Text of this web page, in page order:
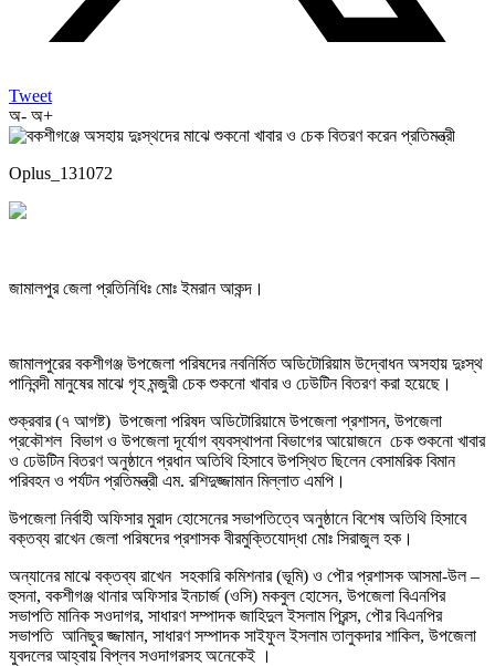
Tweet
অ- অ+
Oplus_131072
জামালপুর জেলা প্রতিনিধিঃ মোঃ ইমরান আকন্দ।
জামালপুরের বকশীগঞ্জ উপজেলা পরিষদের নবনির্মিত অডিটোরিয়াম উদ্বোধন অসহায় দুঃস্থ
পানিবন্দী মানুষের মাঝে গৃহ মন্জুরী চেক শুকনো খাবার ও ঢেউটিন বিতরণ করা হয়েছে।
শুক্রবার (৭ আগষ্ট) উপজেলা পরিষদ অডিটোরিয়ামে উপজেলা প্রশাসন, উপজেলা
প্রকৌশল বিভাগ ও উপজেলা দূর্যোগ ব্যবস্থাপনা বিভাগের আয়োজনে চেক শুকনো খাবার
ও ঢেউটিন বিতরণ অনুষ্ঠানে প্রধান অতিথি হিসাবে উপস্থিত ছিলেন বেসামরিক বিমান
পরিবহন ও পর্যটন প্রতিমন্ত্রী এম. রশিদুজ্জামান মিল্লাত এমপি।
উপজেলা নির্বাহী অফিসার মুরাদ হোসেনের সভাপতিত্বে অনুষ্ঠানে বিশেষ অতিথি হিসাবে
বক্তব্য রাখেন জেলা পরিষদের প্রশাসক বীরমুক্তিযোদ্ধা মোঃ সিরাজুল হক।
অন্যানের মাঝে বক্তব্য রাখেন সহকারি কমিশনার (ভূমি) ও পৌর প্রশাসক আসমা-উল –
হুসনা, বকশীগঞ্জ থানার অফিসার ইনচার্জ (ওসি) মকবুল হোসেন, উপজেলা বিএনপির
সভাপতি মানিক সওদাগর, সাধারণ সম্পাদক জাহিদুল ইসলাম প্রিন্স, পৌর বিএনপির
সভাপতি আনিছুর জ্জামান, সাধারণ সম্পাদক সাইফুল ইসলাম তালুকদার শাকিল, উপজেলা
যুবদলের আহ্বায় বিপ্লব সওদাগরসহ অনেকেই ।